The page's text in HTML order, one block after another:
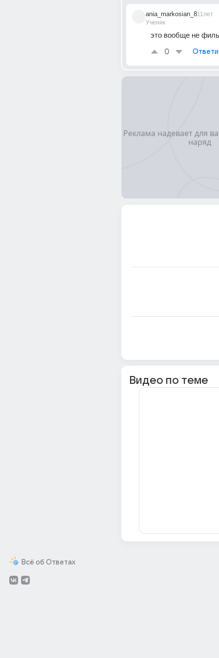
Всё об Ответах
ania_markosian_8
Ученик
11лет
это вообще не
0
Видео по теме